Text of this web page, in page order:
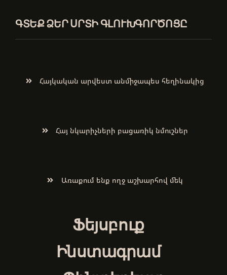
ԳՏԵՔ ՁԵՐ ՍՐՏԻ ԳԼՈՒԽԳՈՐԾՈՑԸ
Հայկական արվեստ անմիջապես հեղինակից
Հայ նկարիչների բացառիկ նմուշներ
Առաքում ենք ողջ աշխարհով մեկ
Ֆեյսբուք
Ինստագրամ